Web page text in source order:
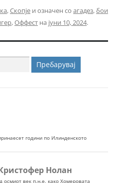
,Скопје и означен со агадез,бои
,Оффест на јуни 10, 2024.